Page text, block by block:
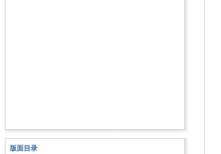
版面目录